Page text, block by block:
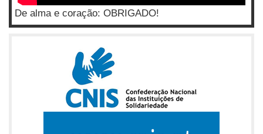
De alma e coração: OBRIGADO!